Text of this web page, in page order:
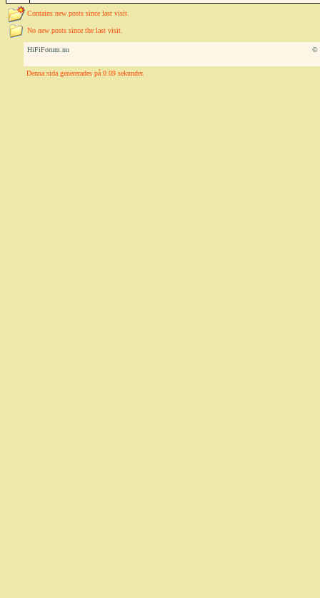
Contains new posts since last visit.
No new posts since the last visit.
HiFiForum.nu ©
Denna sida genererades på 0.09 sekunder.